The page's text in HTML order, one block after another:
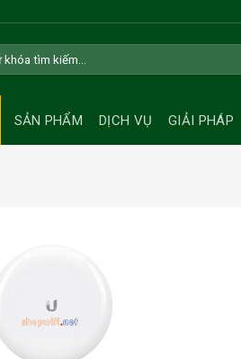
SẢN PHẨM DỊCH VỤ GIẢI PHÁP